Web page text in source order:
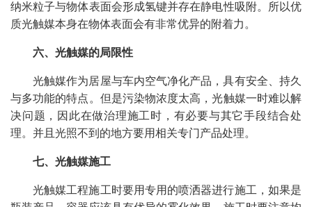
纳米粒子与物体表面会形成氢键并存在静电性吸附。所以优
质光触媒本身在物体表面会有非常优异的附着力。
六、光触媒的局限性
光触媒作为居屋与车内空气净化产品，具有安全、持久
与多功能的特点。但是污染物浓度太高，光触媒一时难以解
决问题，因此在做治理施工时，有必要与其它手段结合处
理。并且光照不到的地方要用相关专门产品处理。
七、光触媒施工
光触媒工程施工时要用专用的喷洒器进行施工，如果是